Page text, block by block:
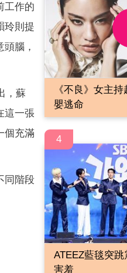
工作的
玲則提
腦，
，蘇
這一張
個充滿
同階段
《不良》女主
嬰逃命
4
ATEEZ藍毯突
害羞